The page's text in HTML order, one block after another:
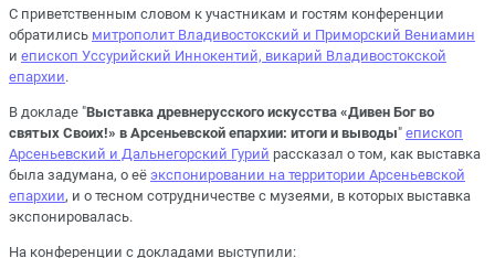
С приветственным словом к участникам и гостям конференции
обратились митрополит Владивостокский и Приморский Вениамин
и епископ Уссурийский Иннокентий, викарий Владивостокской
епархии.
В докладе "Выставка древнерусского искусства «Дивен Бог во
святых Своих!» в Арсеньевской епархии: итоги и выводы" епископ
Арсеньевский и Дальнегорский Гурий рассказал о том, как выставка
была задумана, о её экспонировании на территории Арсеньевской
епархии, и о тесном сотрудничестве с музеями, в которых выставка
экспонировалась.
На конференции с докладами выступили: